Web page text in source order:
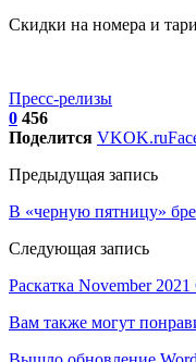
Скидки на номера и
Пресс-релизы
0 456
Поделится VKOK.ru
Предыдущая запись
В «черную пятницу»
Следующая запись
Раскатка November
Вам также могут